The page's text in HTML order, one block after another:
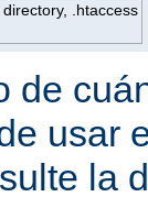
.htaccess
de
usar
la